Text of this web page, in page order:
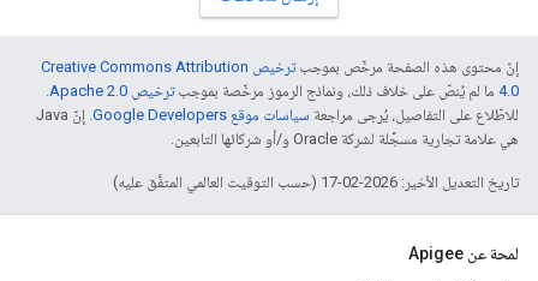
إنّ محتوى هذه الصفحة مرخّص بموجب
ترخيص Creative Commons Attribution
4.0‏ ما لم يُنصّ على خلاف ذلك، ونماذج الرموز مرخّصة بموجبترخيص Apache 2.0‏
.
للاطّلاع على التفاصيل، يُرجى مراجعة سياسات موقع Google Developers‏
. إنّ Java
هي علامة تجارية مسجَّلة لشركة Oracle و/أو شركائها التابعين.
تاريخ التعديل الأخير: 2026-02-17 (حسب التوقيت العالمي المتفَّق عليه)
لمحة عن Apigee